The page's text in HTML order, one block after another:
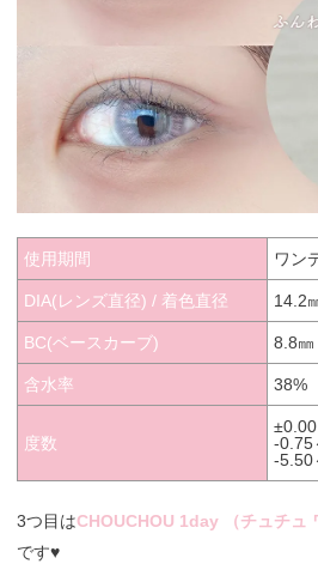
使用期間 ワン
DIA(レンズ直径) / 着色直径 14.2
BC(ベースカーブ) 8.8㎜
含水率 38%
度数
±0.00
-0.75
-5.50
3つ目はCHOUCHOU 1day （チュチュ
です♥